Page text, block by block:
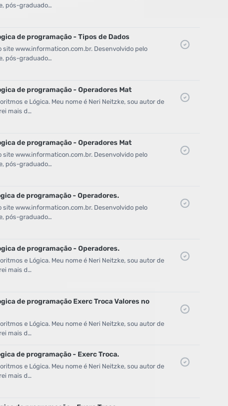
pós-graduado…
de programação - Tipos de Dados
site www.informaticon.com.br. Desenvolvido pelo
pós-graduado…
de programação - Operadores Mat
e Lógica. Meu nome é Neri Neitzke, sou autor de
mais d…
de programação - Operadores Mat
site www.informaticon.com.br. Desenvolvido pelo
pós-graduado…
de programação - Operadores.
site www.informaticon.com.br. Desenvolvido pelo
pós-graduado…
de programação - Operadores.
e Lógica. Meu nome é Neri Neitzke, sou autor de
mais d…
de programação Exerc Troca Valores no
e Lógica. Meu nome é Neri Neitzke, sou autor de
mais d…
de programação - Exerc Troca.
e Lógica. Meu nome é Neri Neitzke, sou autor de
mais d…